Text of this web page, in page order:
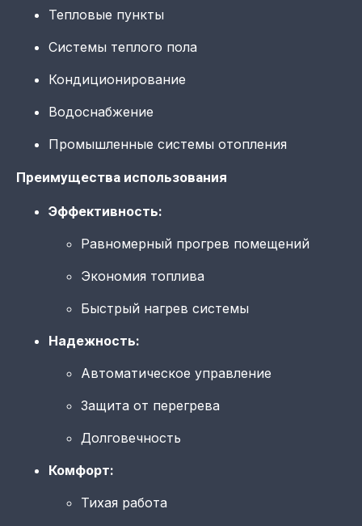
Тепловые пункты
Системы теплого пола
Кондиционирование
Водоснабжение
Промышленные системы отопления
Преимущества использования
Эффективность:
Равномерный прогрев помещений
Экономия топлива
Быстрый нагрев системы
Надежность:
Автоматическое управление
Защита от перегрева
Долговечность
Комфорт:
Тихая работа